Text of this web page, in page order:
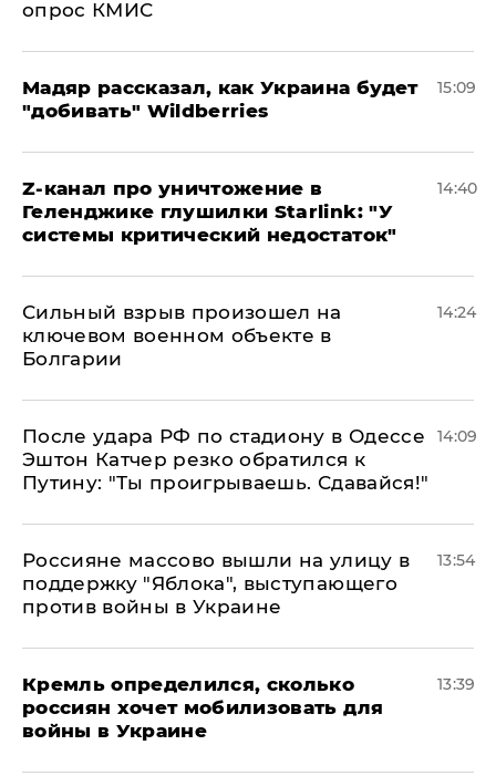
опрос КМИС
Мадяр рассказал, как Украина будет
"добивать" Wildberries
15:09
Z-канал про уничтожение в
Геленджике глушилки Starlink: "У
системы критический недостаток"
14:40
Сильный взрыв произошел на
ключевом военном объекте в
Болгарии
14:24
После удара РФ по стадиону в Одессе
Эштон Катчер резко обратился к
Путину: "Ты проигрываешь. Сдавайся!"
14:09
Россияне массово вышли на улицу в
поддержку "Яблока", выступающего
против войны в Украине
13:54
Кремль определился, сколько
россиян хочет мобилизовать для
войны в Украине
13:39